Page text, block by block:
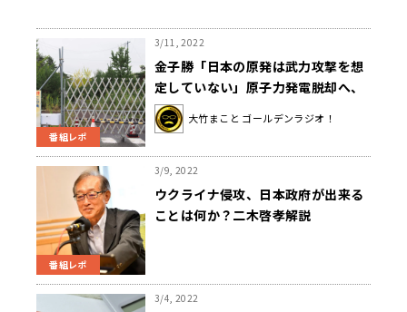
番組レポ
3/11, 2022
金子勝「日本の原発は武力攻撃を想
定していない」原子力発電脱却へ、
ウクライナ侵攻で日本人が気付くべ
きこと
大竹まこと ゴールデンラジオ！
番組レポ
3/9, 2022
ウクライナ侵攻、日本政府が出来る
ことは何か？二木啓孝解説
3/4, 2022